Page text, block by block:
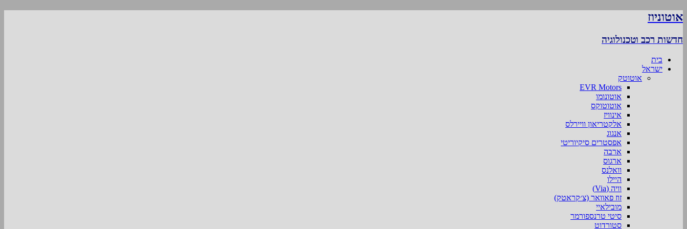
אוטוניוז
חדשות רכב וטכנולוגיה
בית
ישראל
אוטוטק
EVR Motors
אוטונומו
אוטוטוקס
אינוויז
אלקטריאון וויירלס
אנגוג
אפסטרים סיקיוריטי
ארבה
ארגוס
וואלנס
היילו
וויה (Via)
זוז פאוואר (צ׳קראטק)
מובילאיי
סיטי טרנספורמר
סטורדוט